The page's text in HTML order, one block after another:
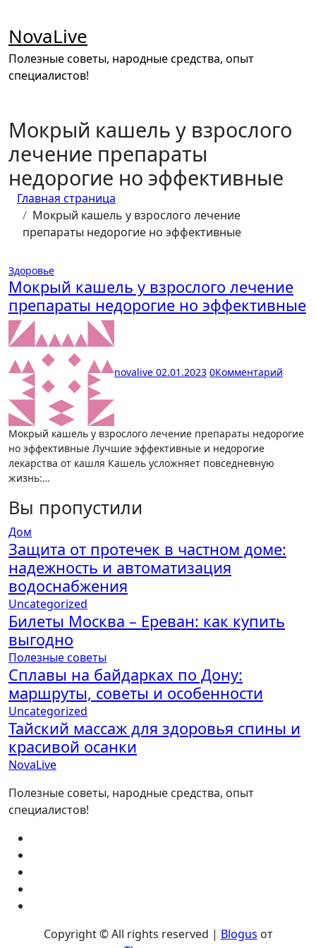
содержимому
NovaLive
Полезные советы, народные средства, опыт
специалистов!
Мокрый кашель у взрослого
лечение препараты
недорогие но эффективные
Главная страница
Мокрый кашель у взрослого лечение
препараты недорогие но эффективные
Здоровье
Мокрый кашель у взрослого лечение
препараты недорогие но эффективные
novalive 02.01.2023 0Комментарий
Мокрый кашель у взрослого лечение препараты недорогие
но эффективные Лучшие эффективные и недорогие
лекарства от кашля Кашель усложняет повседневную
жизнь:…
Вы пропустили
Дом
Защита от протечек в частном доме:
надежность и автоматизация
водоснабжения
Uncategorized
Билеты Москва – Ереван: как купить
выгодно
Полезные советы
Сплавы на байдарках по Дону:
маршруты, советы и особенности
Uncategorized
Тайский массаж для здоровья спины и
красивой осанки
NovaLive
Полезные советы, народные средства, опыт
специалистов!
Copyright © All rights reserved | Blogus от